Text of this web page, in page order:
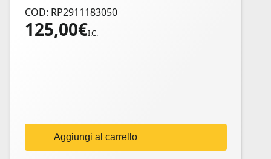
COD: RP2911183050
125,00€I.C.
Aggiungi al carrello